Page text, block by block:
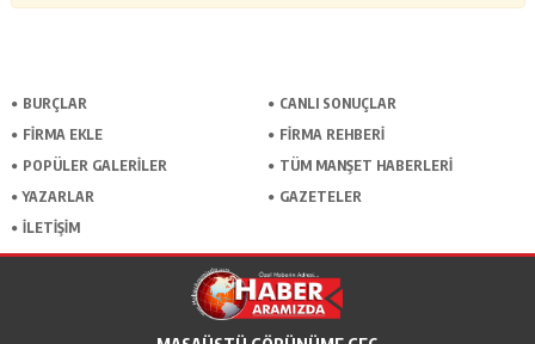
BURÇLAR
CANLI SONUÇLAR
FİRMA EKLE
FİRMA REHBERİ
POPÜLER GALERİLER
TÜM MANŞET HABERLERİ
YAZARLAR
GAZETELER
İLETİŞİM